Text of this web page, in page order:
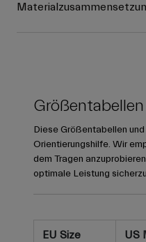
Größentabellen
Diese Größentabellen
Orientierungshilfe. Wir
dem Tragen
optimale Leistung
EU Size US